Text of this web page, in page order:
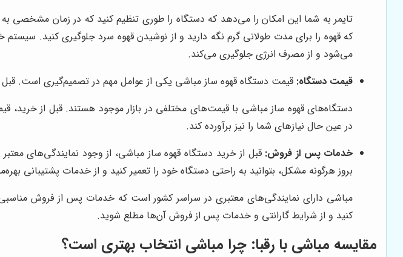
تایمر به شما این امکان را می‌دهد که دستگاه را طوری تنظیم کنید که در زمان مشخصی
که قهوه را برای مدت طولانی گرم نگه دارید و از نوشیدن قهوه سرد جلوگیری کنید.
می‌شود و از مصرف انرژی جلوگیری می‌کند.
قیمت دستگاه: قیمت دستگاه قهوه ساز مباشی یکی از عوامل مهم در تصمیم‌گیری است.
دستگاه‌های قهوه ساز مباشی با قیمت‌های مختلفی در بازار موجود هستند. قبل از خرید،
در عین حال نیازهای شما را نیز برآورده کند.
خدمات پس از فروش: قبل از خرید دستگاه قهوه ساز مباشی، از وجود نمایندگی‌های
بروز هرگونه مشکل، بتوانید به راحتی دستگاه خود را تعمیر کنید و از خدمات پشتیبانی
مباشی دارای نمایندگی‌های معتبری در سراسر کشور است که خدمات پس از فروش
کنید و از شرایط گارانتی و خدمات پس از فروش آن‌ها مطلع شوید.
مقایسه مباشی با رقبا: چرا مباشی انتخاب بهتری است؟